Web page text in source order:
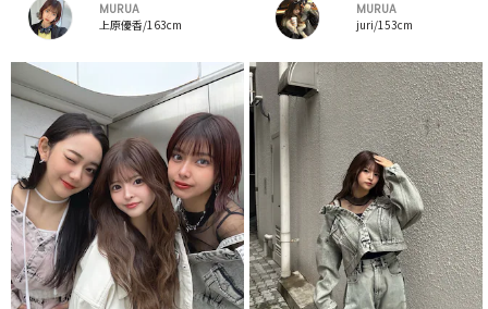
MURUA
上原優香/163cm
MURUA
juri/153cm